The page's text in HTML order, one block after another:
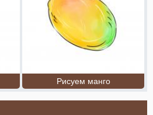
Рисуем манго